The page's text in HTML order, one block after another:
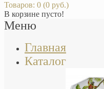
Товаров: 0 (0 руб.)
В корзине пусто!
Меню
Главная
Каталог